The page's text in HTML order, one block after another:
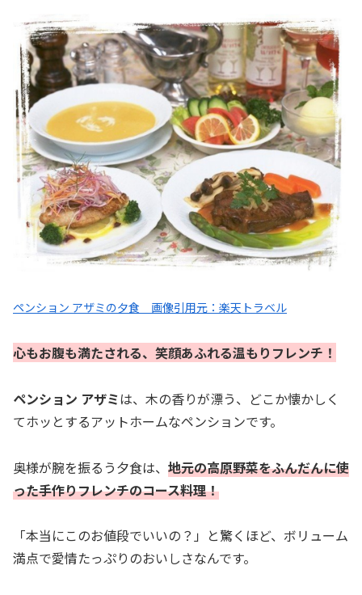
ペンション アザミの夕食 画像引用元：楽天トラベル
心もお腹も満たされる、笑顔あふれる温もりフレンチ！
ペンション アザミは、木の香りが漂う、どこか懐かしく
てホッとするアットホームなペンションです。
奥様が腕を振るう夕食は、 地元の高原野菜をふんだんに使
った手作りフレンチのコース料理！
「本当にこのお値段でいいの？」と驚くほど、ボリューム
満点で愛情たっぷりのおいしさなんです。